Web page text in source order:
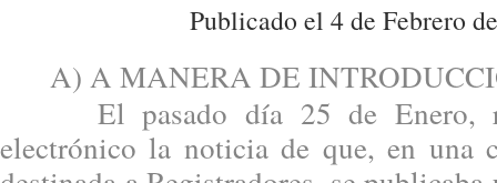
Publicado el 4 de Febrero
A) A MANERA DE
El pasado día 25 de Enero,
electrónico la noticia de que, en una